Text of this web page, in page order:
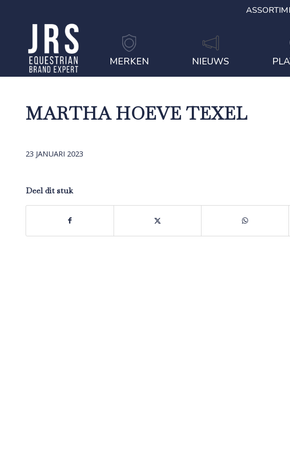
MERKEN NIEUWS
MARTHA HOEVE TEXEL
23 JANUARI 2023
Deel dit stuk